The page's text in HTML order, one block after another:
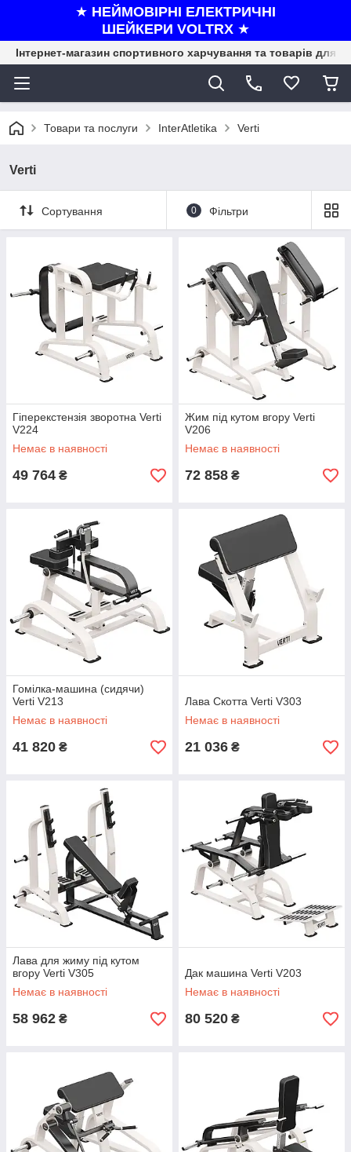
★ НЕЙМОВІРНІ ЕЛЕКТРИЧНІ
ШЕЙКЕРИ VOLTRX ★
Інтернет-магазин спортивного харчування та товарів для
Товари та послуги InterAtletika Verti
Verti
Сортування 0 Фільтри
Гіперекстензія зворотна Verti
V224
Немає в наявності
49 764 ₴
Жим під кутом вгору Verti
V206
Немає в наявності
72 858 ₴
Гомілка-машина (сидячи)
Verti V213
Немає в наявності
41 820 ₴
Лава Скотта Verti V303
Немає в наявності
21 036 ₴
Лава для жиму під кутом
вгору Verti V305
Немає в наявності
58 962 ₴
Дак машина Verti V203
Немає в наявності
80 520 ₴